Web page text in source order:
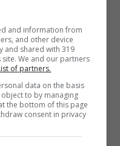
come questo,
fanno sempre
and information from
and other device
and shared with 319
We and our partners
of partners.
data on the basis
to by managing
the bottom of this page
consent in privacy